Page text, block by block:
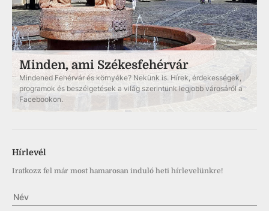
Minden, ami Székesfehérvár
Mindened Fehérvár és környéke? Nekünk is. Hírek, érdekességek,
programok és beszélgetések a világ szerintünk legjobb városáról a
Facebookon.
Hírlevél
Iratkozz fel már most hamarosan induló heti hírlevelünkre!